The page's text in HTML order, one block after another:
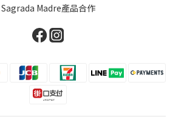
Sagrada Madre產品合作